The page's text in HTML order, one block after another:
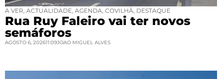
A VER ACTUALIDADE AGENDA COVILHÃ DESTAQUE
Rua Ruy Faleiro vai ter novos
semáforos
AGOSTO 6, 202611:09JOAO MIGUEL ALVES